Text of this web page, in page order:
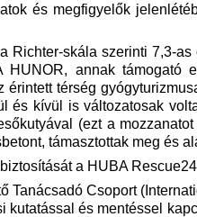
és megfigyelők
Richter-skála szerinti 7,3-
HUNOR, annak támogató
érintett térség
és kívül is változatosak
(ezt a
támasztottak meg és
a HUBA
Tanácsadó Csoport
kutatással és mentéssel